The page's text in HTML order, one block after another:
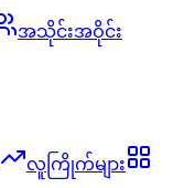
အသိုင်းအဝိုင်း
လူကြိုက်များ